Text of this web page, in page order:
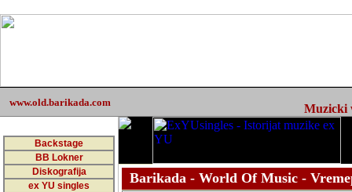
www.old.barikada.com Muzicki
Backstage
BB Lokner
Diskografija
ex YU singles
Barikada - World Of Music -